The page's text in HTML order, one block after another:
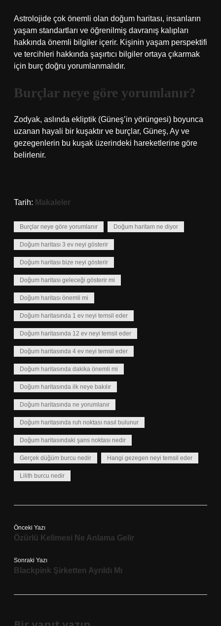
Astrolojide çok önemli olan doğum haritası, insanların
yaşam standartları ve öğrenilmiş davranış kalıpları
hakkında önemli bilgiler içerir. Kişinin yaşam perspektifi
ve tercihleri ​​hakkında şaşırtıcı bilgiler ortaya çıkarmak
için burç doğru yorumlanmalıdır.
Burçlar neye göre yorumlanır?
Zodyak, aslında ekliptik (Güneş’in yörüngesi) boyunca
uzanan hayali bir kuşaktır ve burçlar, Güneş, Ay ve
gezegenlerin bu kuşak üzerindeki hareketlerine göre
belirlenir.
Tarih: Makaleler
Burçlar neye göre yorumlanır Doğum haritam ne diyor
Doğum haritası 3 ev neyi gösterir
Doğum haritası bize neyi gösterir
Doğum haritası geleceği gösterir mi
Doğum haritası önemli mi
Doğum haritasında 1 ev neyi temsil eder
Doğum haritasında 12 ev neyi temsil eder
Doğum haritasında 4 ev neyi temsil eder
Doğum haritasında dakika önemli mi
Doğum haritasında ilk neye bakılır
Doğum haritasında ne yorumlanır
Doğum haritasında ruh noktası nasıl bulunur
Doğum haritasındaki şans noktası nedir
Gerçek düğüm burcu nedir Hangi gezegen neyi temsil eder
Lilith burcu nedir
Önceki Yazı
Özürlü Kelimesi Ne Anlama Gelir
Sonraki Yazı
Blackpink Şirketten Ayrıldı Mı